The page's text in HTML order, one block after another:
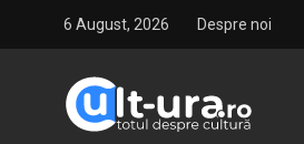
6 August, 2026 Despre noi